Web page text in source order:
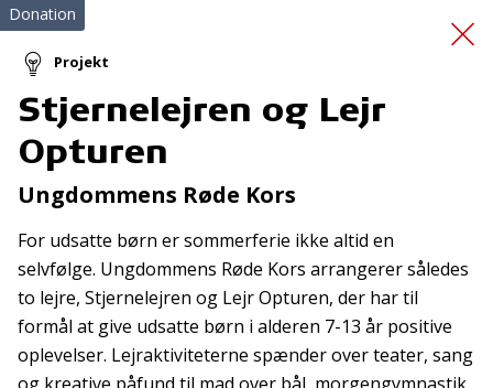
Førstehjælpskurser
Donation
Projekt
Stjernelejren og Lejr
Opturen
Ungdommens Røde Kors
For udsatte børn er sommerferie ikke altid en
selvfølge. Ungdommens Røde Kors arrangerer således
to lejre, Stjernelejren og Lejr Opturen, der har til
formål at give udsatte børn i alderen 7-13 år positive
oplevelser. Lejraktiviteterne spænder over teater, sang
og kreative påfund til mad over bål, morgengymnastik
Tilmeld nyhedsbrev
De seneste nyheder om TrygFondens og TryghedsGruppens